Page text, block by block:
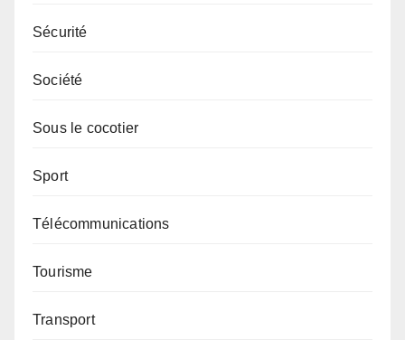
Sécurité
Société
Sous le cocotier
Sport
Télécommunications
Tourisme
Transport